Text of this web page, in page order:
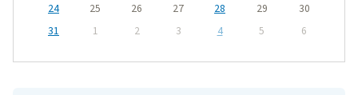
24
25 26 27 28 29
30
31
1 2 3 4 5 6